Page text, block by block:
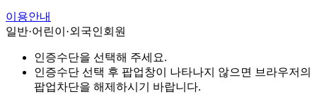
이용안내
일반·어린이·외국인회원
인증수단을 선택해 주세요.
인증수단 선택 후 팝업창이 나타나지 않으면 브라우저의
팝업차단을 해제하시기 바랍니다.